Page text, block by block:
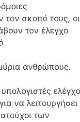
τον σκοπό τους, οι
τον έλεγχο
ανθρώπους.
να λειτουργήσει
των